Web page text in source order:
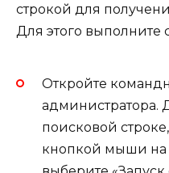
строкой для
Для этого
Откройте
администратора.
поисковой
кнопкой мыши на